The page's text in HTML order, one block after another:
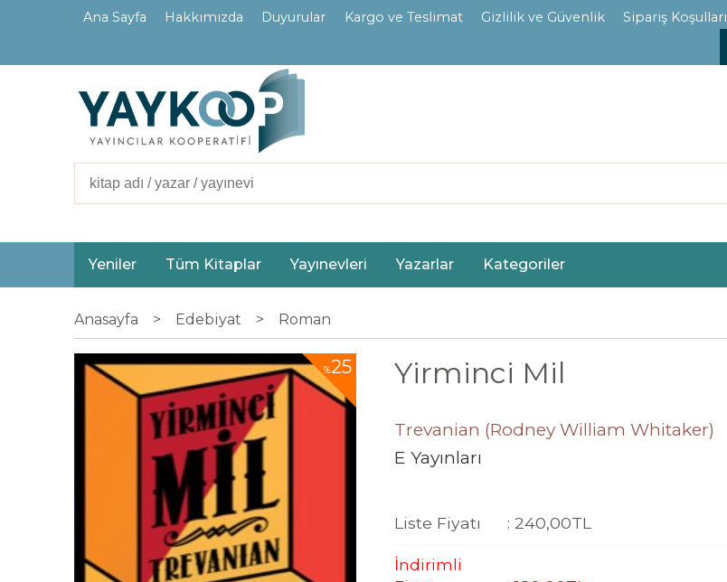
Ana Sayfa Hakkımızda Duyurular Kargo ve Teslimat Gizlilik ve Güvenlik Sipariş Koşulları
Yeniler Tüm Kitaplar Yayınevleri Yazarlar Kategoriler
Anasayfa > Edebiyat > Roman
%25 Yirminci Mil
Trevanian (Rodney William Whitaker)
E Yayınları
Liste Fiyatı : 240,00TL
İndirimli